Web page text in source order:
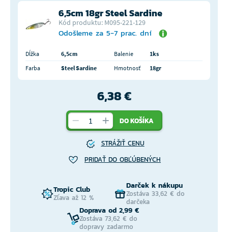
6,5cm 18gr Steel Sardine
Kód produktu: M095-221-129
Odošleme za 5-7 prac. dní
Dĺžka 6,5cm Balenie
1ks
Farba
Steel Sardine Hmotnosť 18gr
6,38 €
DO KOŠÍKA
STRÁŽIŤ CENU
PRIDAŤ DO OBĽÚBENÝCH
Tropic Club
Zľava až 12 %
Darček k nákupu
Zostáva 33,62 € do
darčeka
Doprava od 2,99 €
Zostáva 73,62 € do
dopravy zadarmo